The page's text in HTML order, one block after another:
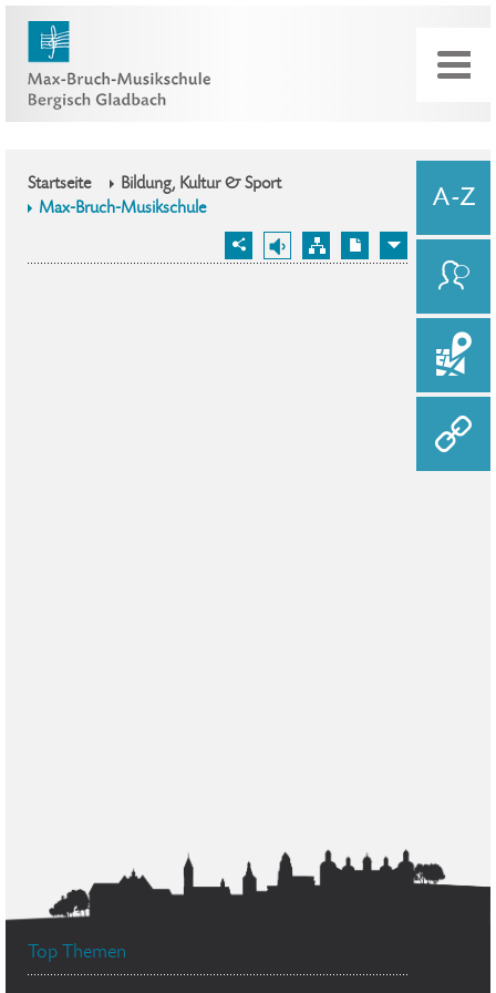
Startseite
Bildung, Kultur & Sport
Max-Bruch-Musikschule
Top Themen